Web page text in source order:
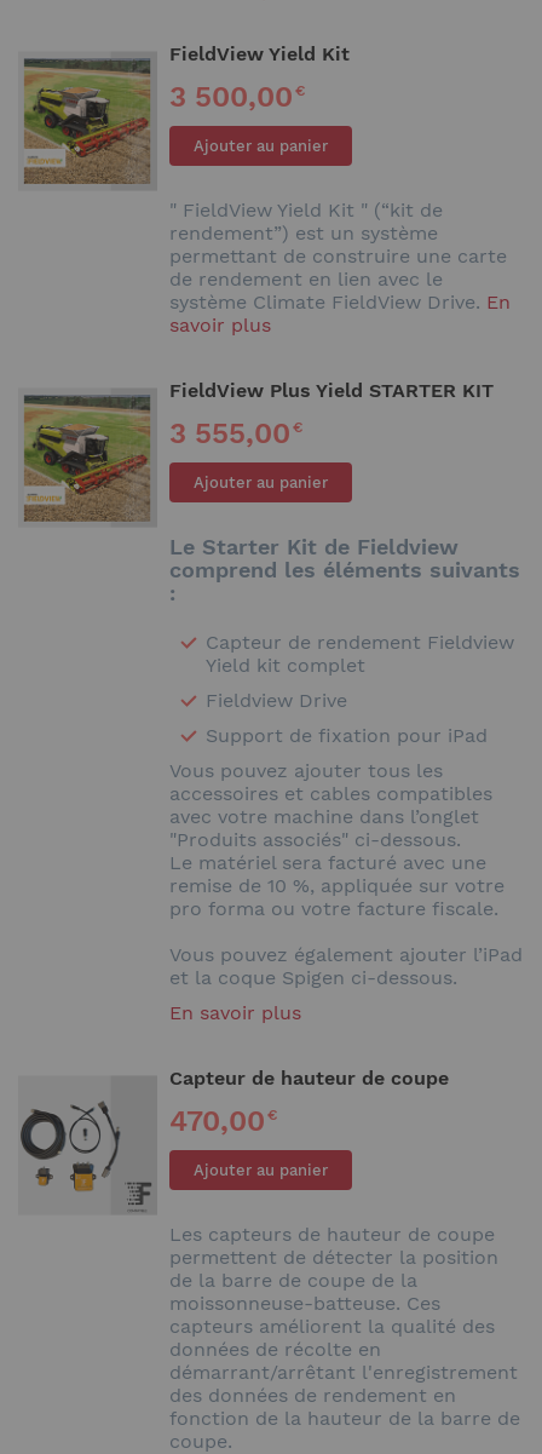
FieldView Yield Kit
3 500,00€
Ajouter au panier
" FieldView Yield Kit " (“kit de
rendement”) est un système
permettant de construire une carte
de rendement en lien avec le
système Climate FieldView Drive. En
savoir plus
FieldView Plus Yield STARTER KIT
3 555,00€
Ajouter au panier
Le Starter Kit de Fieldview
comprend les éléments suivants
:
Capteur de rendement Fieldview
Yield kit complet
Fieldview Drive
Support de fixation pour iPad
Vous pouvez ajouter tous les
accessoires et cables compatibles
avec votre machine dans l’onglet
"Produits associés" ci-dessous.
Le matériel sera facturé avec une
remise de 10 %, appliquée sur votre
pro forma ou votre facture fiscale.
Vous pouvez également ajouter l’iPad
et la coque Spigen ci-dessous.
En savoir plus
Capteur de hauteur de coupe
470,00€
Ajouter au panier
Les capteurs de hauteur de coupe
permettent de détecter la position
de la barre de coupe de la
moissonneuse-batteuse. Ces
capteurs améliorent la qualité des
données de récolte en
démarrant/arrêtant l'enregistrement
des données de rendement en
fonction de la hauteur de la barre de
coupe.